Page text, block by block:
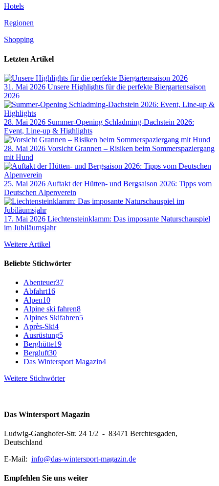
Hotels
Regionen
Shopping
Letzten Artikel
31. Mai 2026 Unsere Highlights für die perfekte Biergartensaison
2026
28. Mai 2026 Summer-Opening Schladming-Dachstein 2026:
Event, Line-up & Highlights
28. Mai 2026 Vorsicht Grannen – Risiken beim Sommerspaziergang
mit Hund
25. Mai 2026 Auftakt der Hütten- und Bergsaison 2026: Tipps vom
Deutschen Alpenverein
17. Mai 2026 Liechtensteinklamm: Das imposante Naturschauspiel
im Jubiläumsjahr
Weitere Artikel
Beliebte Stichwörter
Abenteuer37
Abfahrt16
Alpen10
Alpine ski fahren8
Alpines Skifahren5
Après-Ski4
Ausrüstung5
Berghütte19
Bergluft30
Das Wintersport Magazin4
Weitere Stichwörter
Das Wintersport Magazin
Ludwig-Ganghofer-Str. 24 1/2 - 83471 Berchtesgaden,
Deutschland
E-Mail: info@das-wintersport-magazin.de
Empfehlen Sie uns weiter